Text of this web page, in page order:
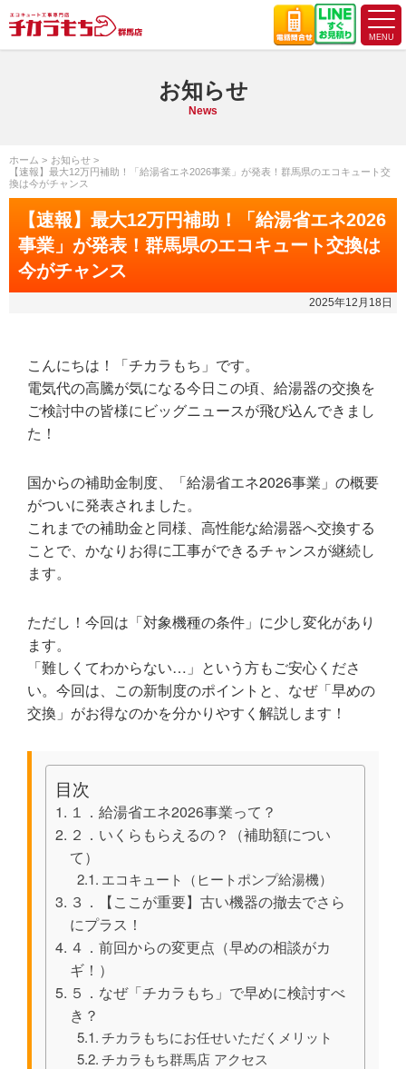
お知らせ
News
ホーム
お知らせ
【速報】最大12万円補助！「給湯省エネ2026事業」が発表！群馬県のエコキュート交
換は今がチャンス
【速報】最大12万円補助！「給湯省エネ2026
事業」が発表！群馬県のエコキュート交換は
今がチャンス
2025年12月18日
こんにちは！ 「チカラもち」 です。
電気代の高騰が気になる今日この頃、給湯器の交換を
ご検討中の皆様にビッグニュースが飛び込んできまし
た！
国からの補助金制度、 「給湯省エネ2026事業」 の概要
がついに発表されました。
これまでの補助金と同様、高性能な給湯器へ交換する
ことで、 かなりお得に工事ができるチャンスが継続し
ます。
ただし！今回は 「対象機種の条件」に少し変化があり
ます。
「難しくてわからない…」という方もご安心くださ
い。今回は、この新制度のポイントと、なぜ「早めの
交換」がお得なのかを分かりやすく解説します！
目次
１．給湯省エネ2026事業って？
２．いくらもらえるの？（補助額につい
て）
エコキュート（ヒートポンプ給湯機）
３．【ここが重要】古い機器の撤去でさら
にプラス！
４．前回からの変更点（早めの相談がカ
ギ！）
５．なぜ「チカラもち」で早めに検討すべ
き？
チカラもちにお任せいただくメリット
チカラもち群馬店 アクセス